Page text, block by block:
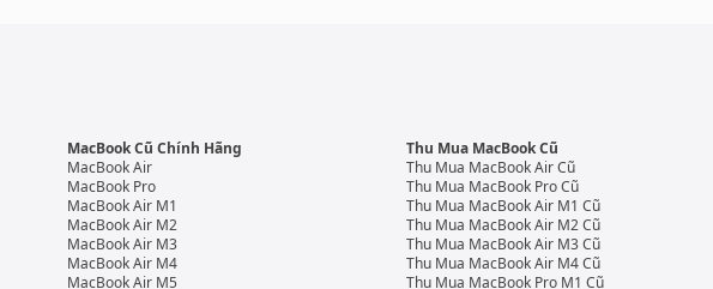
MacBook Cũ Chính Hãng
MacBook Air
MacBook Pro
MacBook Air M1
MacBook Air M2
MacBook Air M3
MacBook Air M4
MacBook Air M5
Thu Mua MacBook Cũ
Thu Mua MacBook Air Cũ
Thu Mua MacBook Pro Cũ
Thu Mua MacBook Air M1 Cũ
Thu Mua MacBook Air M2 Cũ
Thu Mua MacBook Air M3 Cũ
Thu Mua MacBook Air M4 Cũ
Thu Mua MacBook Pro M1 Cũ